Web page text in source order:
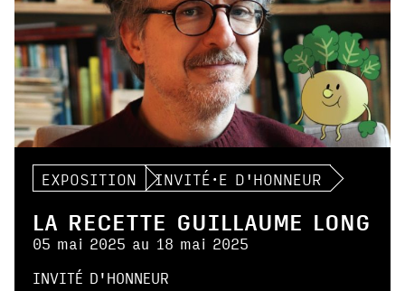
EXPOSITION INVITÉ·E D'HONNEUR
LA RECETTE GUILLAUME LONG
05 mai 2025 au 18 mai 2025
INVITÉ D'HONNEUR